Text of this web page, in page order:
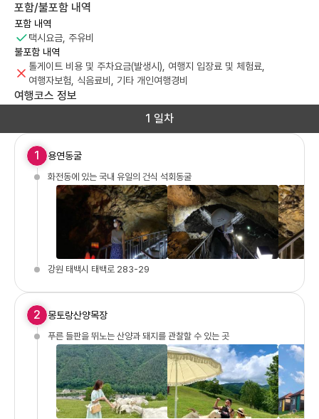
포함/불포함 내역
포함 내역
택시요금, 주유비
불포함 내역
톨게이트 비용 및 주차요금(발생시), 여행지 입장료 및 체험료,
여행자보험, 식음료비, 기타 개인여행경비
여행코스 정보
1 일차
1 용연동굴
화전동에 있는 국내 유일의 건식 석회동굴
강원 태백시 태백로 283-29
2 몽토랑산양목장
푸른 들판을 뛰노는 산양과 돼지를 관찰할 수 있는 곳